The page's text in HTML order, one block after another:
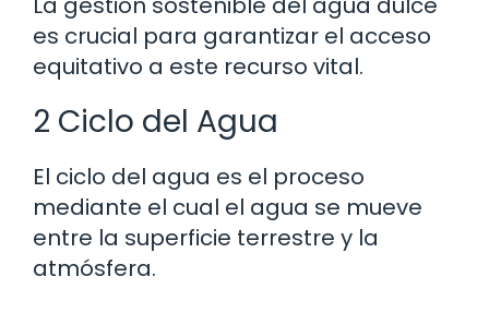
es crucial para garantizar el acceso
equitativo a este recurso vital.
2 Ciclo del Agua
El ciclo del agua es el proceso
mediante el cual el agua se mueve
entre la superficie terrestre y la
atmósfera.